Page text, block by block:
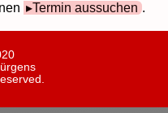
Termin aussuchen .